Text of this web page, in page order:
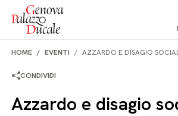
Salta al contenuto
HOME EVENTI AZZARDO E DISAGIO
CONDIVIDI
Azzardo e disagio